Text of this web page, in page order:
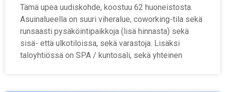
Tämä upea uudiskohde, koostuu 62 huoneistosta.
Asuinalueella on suuri viheralue, coworking-tila sekä
runsaasti pysäköintipaikkoja (lisä hinnasta) sekä
sisä- että ulkotiloissa, sekä varastoja. Lisäksi
taloyhtiössä on SPA / kuntosali, sekä yhteinen